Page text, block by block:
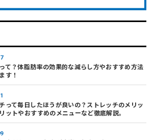
て？体脂肪率の効果的な減らし方やおすすめ方法
す！
って毎日したほうが良いの？ストレッチのメリッ
ットやおすすめのメニューなど徹底解説。